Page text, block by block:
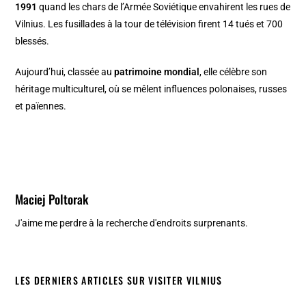
1991 quand les chars de l’Armée Soviétique envahirent les rues de
Vilnius. Les fusillades à la tour de télévision firent 14 tués et 700
blessés.
Aujourd’hui, classée aupatrimoine mondial, elle célèbre son
héritage multiculturel, où se mêlent influences polonaises, russes
et païennes.
Maciej Poltorak
J'aime me perdre à la recherche d'endroits surprenants.
LES DERNIERS ARTICLES SUR VISITER VILNIUS